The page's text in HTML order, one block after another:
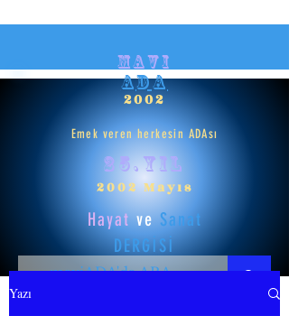
mavi
ADA
2002
Emek veren herkesin ADAsı
25.yıl
2002 Mayıs
HayatveSanat
DERGİSİ
Yazı